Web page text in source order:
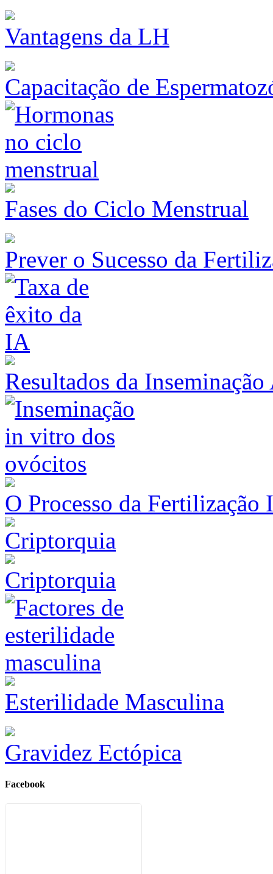
Vantagens da LH
Capacitação de
Fases do Ciclo Menstrual
Prever o Sucesso da
Resultados da
O Processo da Fertilização
Criptorquia
Esterilidade Masculina
Gravidez Ectópica
Facebook